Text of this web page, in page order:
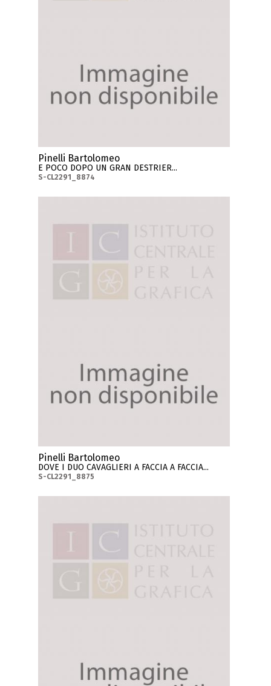
Pinelli Bartolomeo
E POCO DOPO UN GRAN DESTRIER...
S-CL2291_8874
Pinelli Bartolomeo
DOVE I DUO CAVAGLIERI A FACCIA A FACCIA...
S-CL2291_8875